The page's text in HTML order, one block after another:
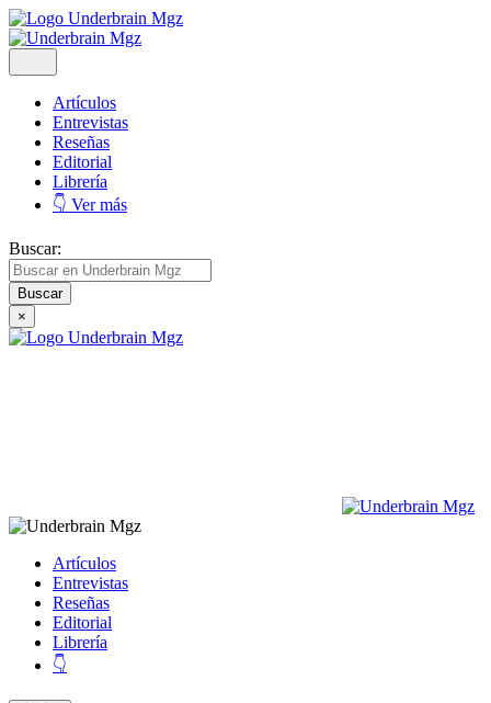
Artículos
Entrevistas
Reseñas
Editorial
Librería
👇 Ver más
Buscar:
×
Artículos
Entrevistas
Reseñas
Editorial
Librería
👇